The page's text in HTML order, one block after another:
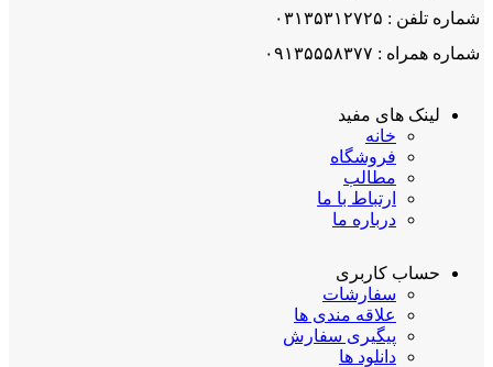
شماره تلفن : ۰۳۱۳۵۳۱۲۷۲۵
شماره همراه : ۰۹۱۳۵۵۵۸۳۷۷
لینک های مفید
خانه
فروشگاه
مطالب
ارتباط با ما
درباره ما
حساب کاربری
سفارشات
علاقه مندی ها
پیگیری سفارش
دانلود ها